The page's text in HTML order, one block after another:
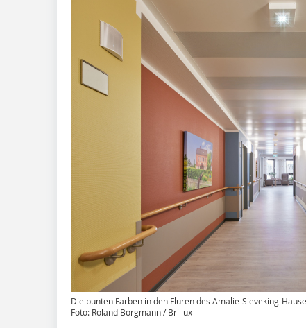
Die bunten Farben in den Fluren des Amalie-Sieveking-
Foto: Roland Borgmann / Brillux